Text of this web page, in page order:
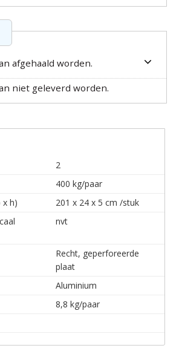
afgehaald worden.
niet geleverd worden.
2
400 kg/paar
x h)
201 x 24 x 5 cm /stuk
nvt
Recht, geperforeerde
plaat
Aluminium
8,8 kg/paar